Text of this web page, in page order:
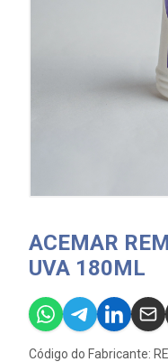
ACEMAR
UVA 180ML
Código do Fabricante: